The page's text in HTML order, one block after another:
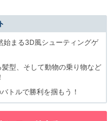
始まる3D風シューティングゲ
型、そして動物の乗り物など
トルで勝利を掴もう！